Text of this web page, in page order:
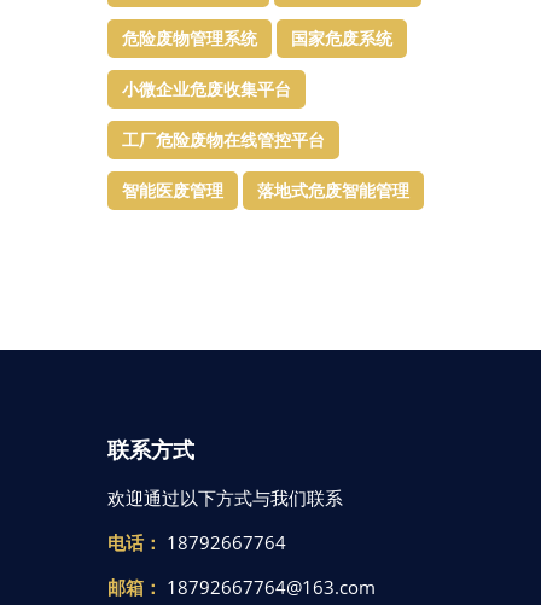
危险废物管理系统 国家危废系统
小微企业危废收集平台
工厂危险废物在线管控平台
智能医废管理 落地式危废智能管理
联系方式
欢迎通过以下方式与我们联系
电话： 18792667764
邮箱： 18792667764@163.com